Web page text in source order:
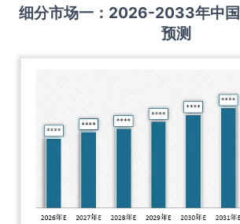
细分市场一： 2026-2033年中国
预测